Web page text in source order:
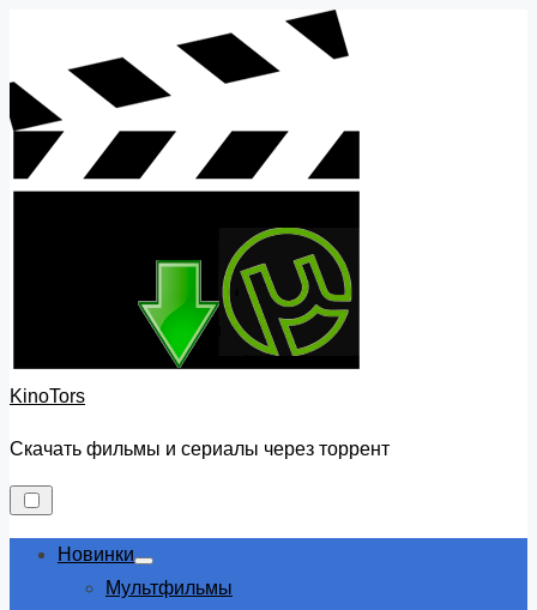
content
KinoTors
Скачать фильмы и сериалы через торрент
Новинки
Show
sub
Мультфильмы